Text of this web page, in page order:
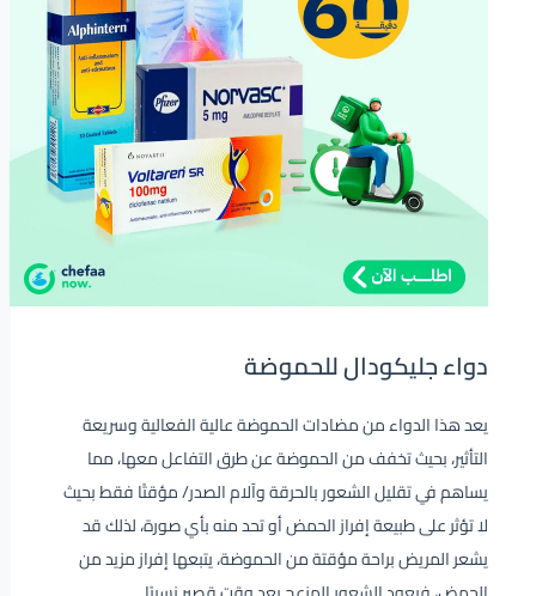
دواء جليكودال للحموضة
يعد هذا الدواء من مضادات الحموضة عالية الفعالية وسريعة
التأثير، بحيث تخفف من الحموضة عن طرق التفاعل معها، مما
يساهم في تقليل الشعور بالحرقة وآلام الصدر/ مؤقتًا فقط بحيث
لا تؤثر على طبيعة إفراز الحمض أو تحد منه بأي صورة، لذلك قد
يشعر المريض براحة مؤقتة من الحموضة، يتبعها إفراز مزيد من